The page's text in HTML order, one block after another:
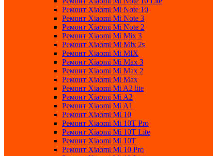
Ремонт Xiaomi Mi Note 10
Ремонт Xiaomi Mi Note 3
Ремонт Xiaomi Mi Note 2
Ремонт Xiaomi Mi Mix 3
Ремонт Xiaomi Mi Mix 2s
Ремонт Xiaomi Mi MIX
Ремонт Xiaomi Mi Max 3
Ремонт Xiaomi Mi Max 2
Ремонт Xiaomi Mi Max
Ремонт Xiaomi Mi A2 lite
Ремонт Xiaomi Mi A2
Ремонт Xiaomi Mi A1
Ремонт Xiaomi Mi 10
Ремонт Xiaomi Mi 10T Pro
Ремонт Xiaomi Mi 10T Lite
Ремонт Xiaomi Mi 10T
Ремонт Xiaomi Mi 10 Pro